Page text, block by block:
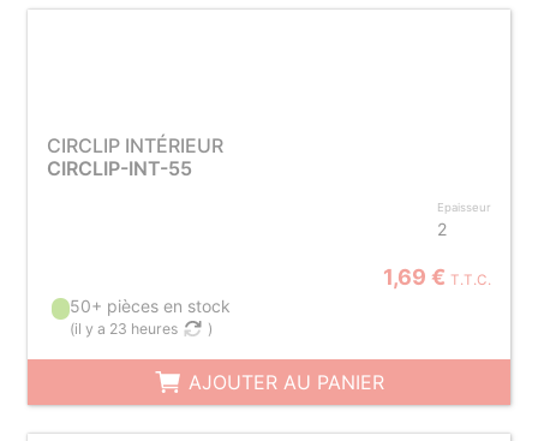
CIRCLIP INTÉRIEUR
CIRCLIP-INT-55
Epaisseur
2
1,69 € T.T.C.
50+ pièces en stock
(il y a 23 heures )
AJOUTER AU PANIER